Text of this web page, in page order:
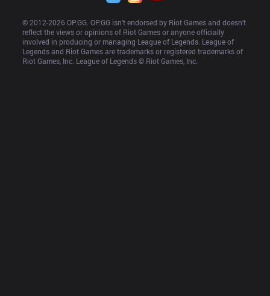
© 2012-2026 OP.GG. OP.GG isn’t endorsed by Riot Games and doesn’t
reflect the views or opinions of Riot Games or anyone officially
involved in producing or managing League of Legends. League of
Legends and Riot Games are trademarks or registered trademarks of
Riot Games, Inc. League of Legends © Riot Games, Inc.